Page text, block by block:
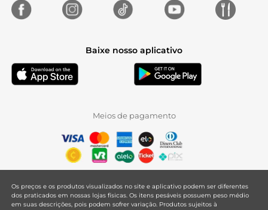
Baixe nosso aplicativo
Meios de pagamento
Os preços e os produtos visualizados no site e aplicativo podem ser diferentes
dos praticados em nossas lojas físicas. Os itens pesáveis possuem peso médio
em suas descrições, pois podem sofrer variação. Produtos sujeitos à